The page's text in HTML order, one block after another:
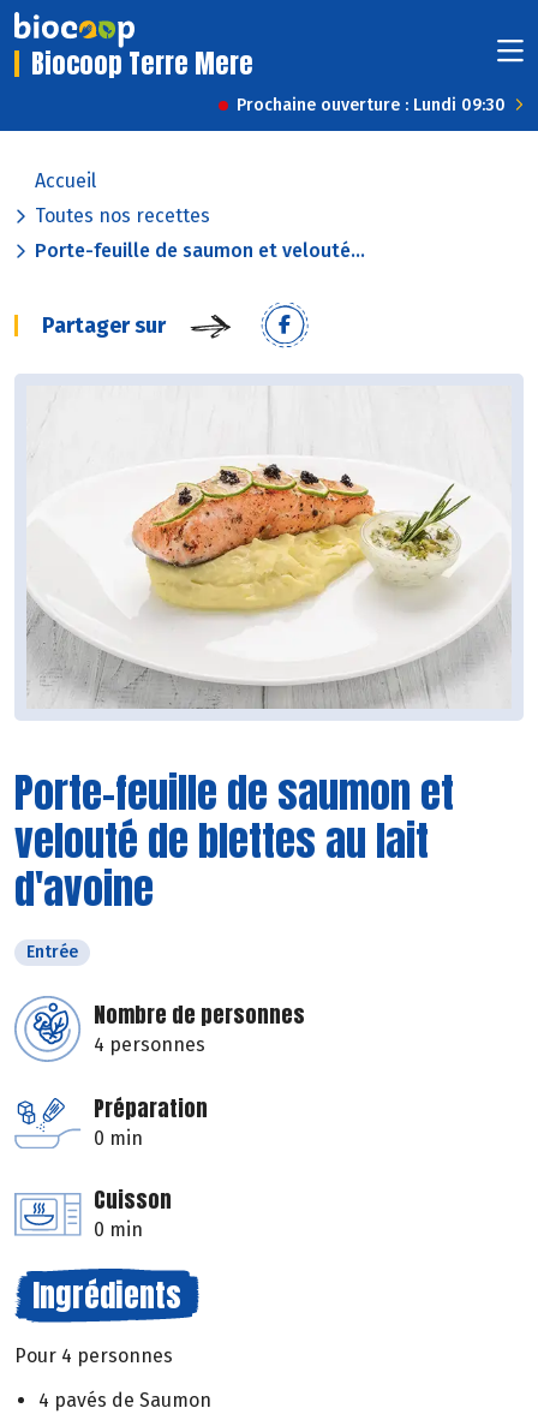
Biocoop Terre Mere
Prochaine ouverture : Lundi 09:30
Accueil
Toutes nos recettes
Porte-feuille de saumon et velouté...
Partager sur
Porte-feuille de saumon et
velouté de blettes au lait
d'avoine
Entrée
Nombre de personnes
4 personnes
Préparation
0 min
Cuisson
0 min
Ingrédients
Pour 4 personnes
4 pavés de Saumon